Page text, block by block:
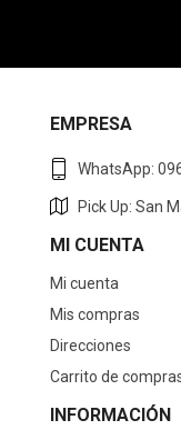
EMPRESA
WhatsApp:
Pick Up: San
MI CUENTA
Mi cuenta
Mis compras
Direcciones
Carrito de
INFORMACIÓN